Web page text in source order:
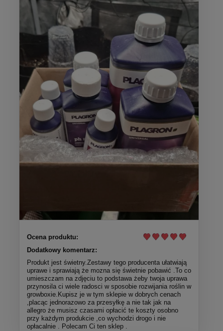
Ocena produktu:
Dodatkowy komentarz:
Produkt jest świetny.Zestawy tego producenta ułatwiają
uprawe i sprawiają że mozna się świetnie pobawić .To co
umieszczam na zdjęciu to podstawa żeby twoja uprawa
przynosila ci wiele radosci w sposobie rozwijania roślin w
growboxie.Kupisz je w tym sklepie w dobrych cenach
,placąc jednorazowo za przesyłkę a nie tak jak na
allegro że musisz czasami opłacić te koszty osobno
przy każdym produkcie ,co wychodzi drogo i nie
opłacalnie . Polecam Ci ten sklep .